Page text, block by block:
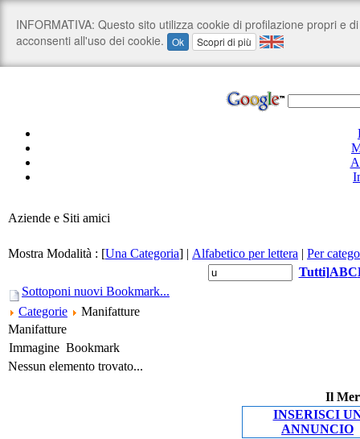
Aziende e Siti amici
Mostra Modalità : [Una Categoria] | Alfabetico per lettera | Per
Tutti]ABC
Sottoponi nuovi Bookmark...
Categorie
Manifatture
Manifatture
Immagine Bookmark
Nessun elemento trovato...
Il
INSERISCI
ANNUNCIO